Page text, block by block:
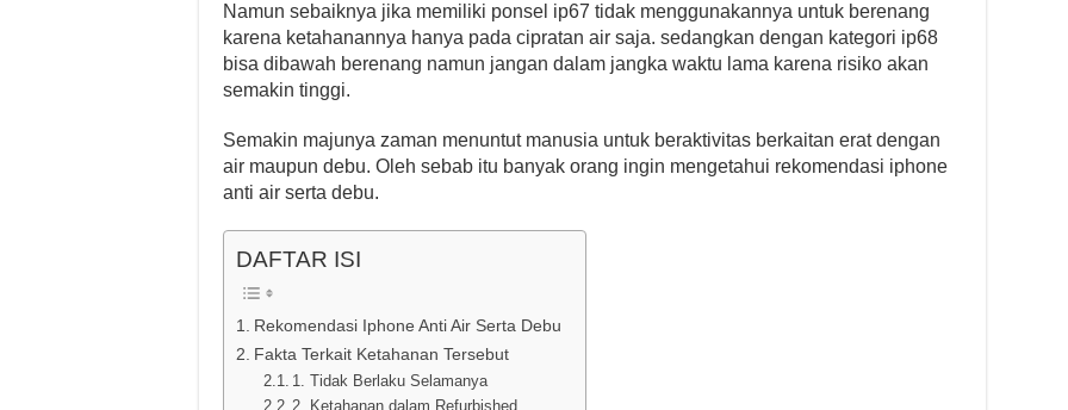
Namun sebaiknya jika memiliki ponsel ip67 tidak menggunakannya untuk berenang
karena ketahanannya hanya pada cipratan air saja. sedangkan dengan kategori ip68
bisa dibawah berenang namun jangan dalam jangka waktu lama karena risiko akan
semakin tinggi.
Semakin majunya zaman menuntut manusia untuk beraktivitas berkaitan erat dengan
air maupun debu. Oleh sebab itu banyak orang ingin mengetahui rekomendasi iphone
anti air serta debu.
DAFTAR ISI
Rekomendasi Iphone Anti Air Serta Debu
Fakta Terkait Ketahanan Tersebut
1. Tidak Berlaku Selamanya
2. Ketahanan dalam Refurbished